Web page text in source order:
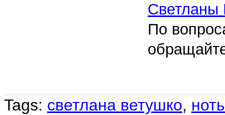
Светланы
По
Tags: светлана ветушко,